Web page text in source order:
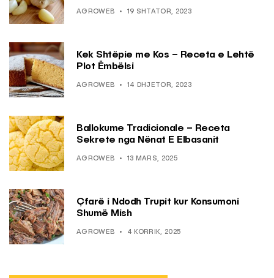
AGROWEB 19 SHTATOR, 2023
Kek Shtëpie me Kos – Receta e Lehtë
Plot Ëmbëlsi
AGROWEB 14 DHJETOR, 2023
Ballokume Tradicionale – Receta
Sekrete nga Nënat E Elbasanit
AGROWEB 13 MARS, 2025
Çfarë i Ndodh Trupit kur Konsumoni
Shumë Mish
AGROWEB 4 KORRIK, 2025